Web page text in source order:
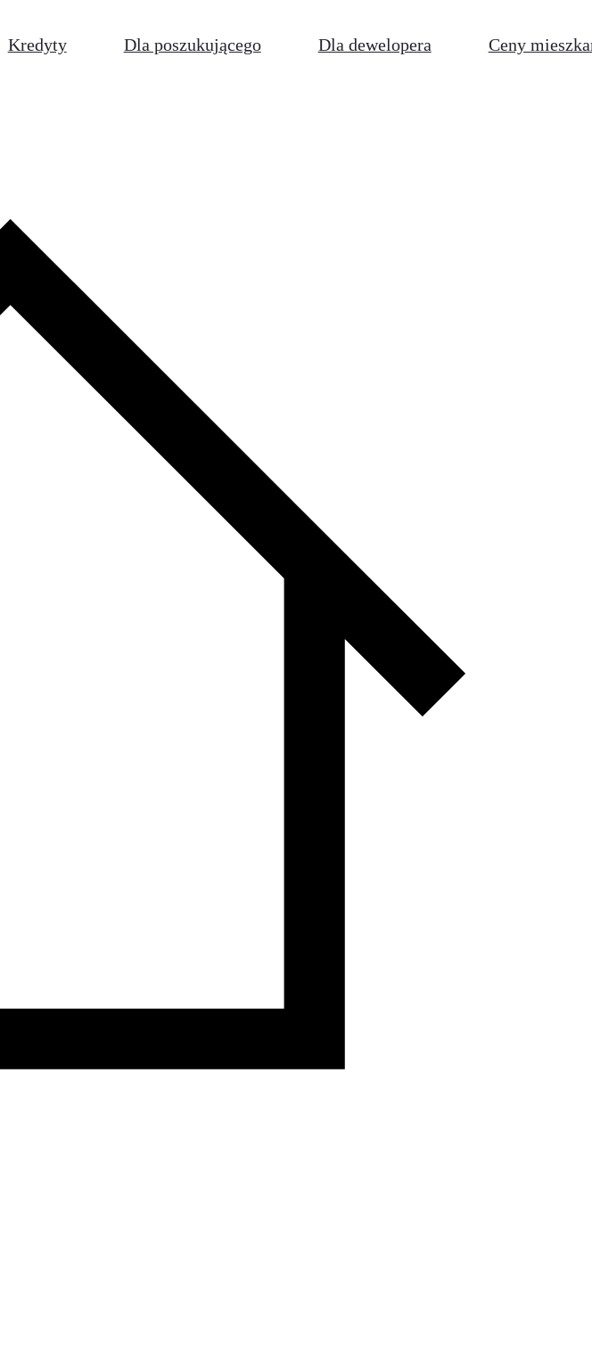
Kredyty Dla poszukującego Dla dewelopera Ceny